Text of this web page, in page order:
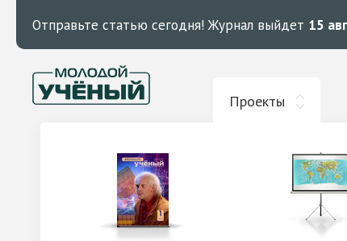
Отправьте статью сегодня! Журнал выйдет 15
Проекты